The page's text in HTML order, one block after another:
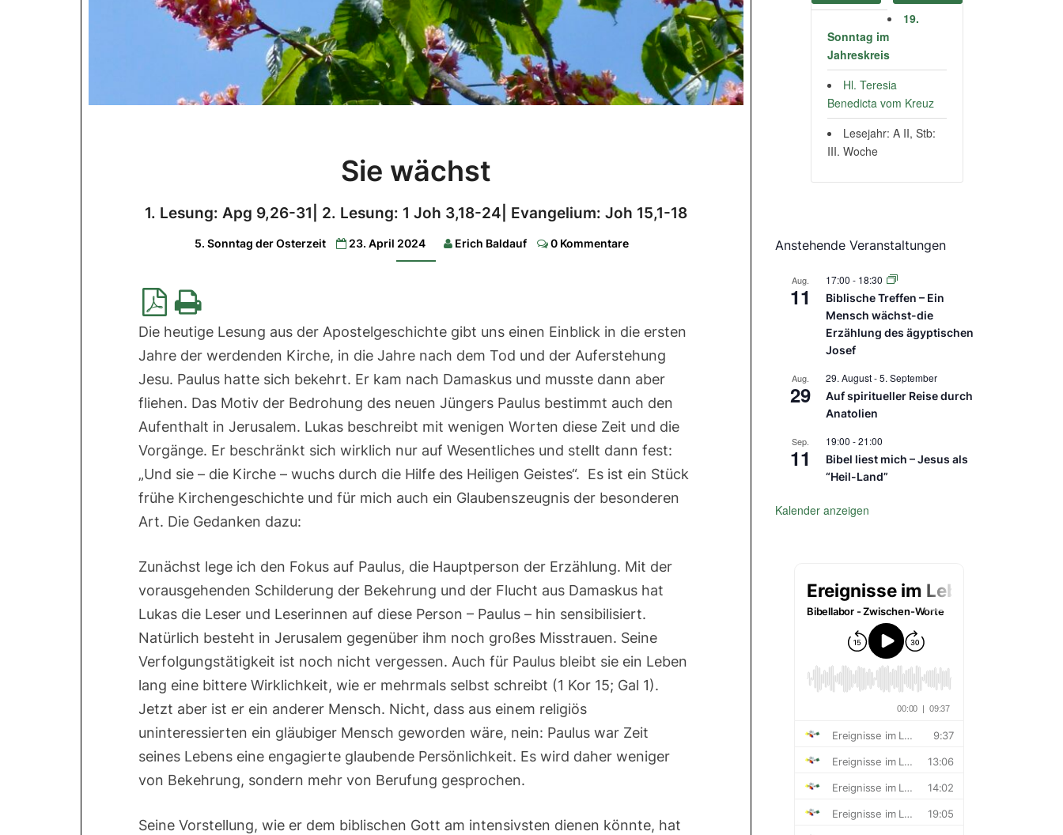
wächst
Lesung:
31|
2.
24|
Evangelium:
15,1-
18
Sie wächst
1. Lesung: Apg 9,26-31| 2. Lesung: 1 Joh 3,18-24| Evangelium: Joh 15,1-18
5. Sonntag der Osterzeit 23. April 2024 Erich Baldauf Comments
0 Kommentare
Die heutige Lesung aus der Apostelgeschichte gibt uns einen Einblick in die ersten
Jahre der werdenden Kirche, in die Jahre nach dem Tod und der Auferstehung
Jesu. Paulus hatte sich bekehrt. Er kam nach Damaskus und musste dann aber
fliehen. Das Motiv der Bedrohung des neuen Jüngers Paulus bestimmt auch den
Aufenthalt in Jerusalem. Lukas beschreibt mit wenigen Worten diese Zeit und die
Vorgänge. Er beschränkt sich wirklich nur auf Wesentliches und stellt dann fest:
„Und sie – die Kirche – wuchs durch die Hilfe des Heiligen Geistes“. Es ist ein Stück
frühe Kirchengeschichte und für mich auch ein Glaubenszeugnis der besonderen
Art. Die Gedanken dazu:
Zunächst lege ich den Fokus auf Paulus, die Hauptperson der Erzählung. Mit der
vorausgehenden Schilderung der Bekehrung und der Flucht aus Damaskus hat
Lukas die Leser und Leserinnen auf diese Person – Paulus – hin sensibilisiert.
Natürlich besteht in Jerusalem gegenüber ihm noch großes Misstrauen. Seine
Verfolgungstätigkeit ist noch nicht vergessen. Auch für Paulus bleibt sie ein Leben
lang eine bittere Wirklichkeit, wie er mehrmals selbst schreibt (1 Kor 15; Gal 1).
Jetzt aber ist er ein anderer Mensch. Nicht, dass aus einem religiös
uninteressierten ein gläubiger Mensch geworden wäre, nein: Paulus war Zeit
seines Lebens eine engagierte glaubende Persönlichkeit. Es wird daher weniger
von Bekehrung, sondern mehr von Berufung gesprochen.
Seine Vorstellung, wie er dem biblischen Gott am intensivsten dienen könnte, hat
19.
Sonntag im
Jahreskreis
Hl. Teresia
Benedicta vom Kreuz
Lesejahr: A II, Stb:
III. Woche
Anstehende Veranstaltungen
Aug.
11
17:00 - 18:30
Biblische Treffen – Ein
Mensch wächst-die
Erzählung des ägyptischen
Josef
Aug.
29
29. August-5. September
Auf spiritueller Reise durch
Anatolien
Sep.
11
19:00 -21:00
Bibel liest mich – Jesus als
“Heil-Land”
Kalender anzeigen